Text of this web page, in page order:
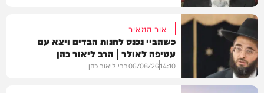
וידאו
אור המאיר
כשהביי נכנס לחנות הבדים ויצא עם
עטיפה לאולר | הרב ליאור כהן
14:10
06/08/26רבי ליאור כהן